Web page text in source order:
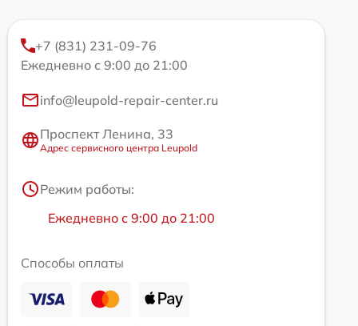
+7 (831) 231-09-76
Ежедневно с 9:00 до 21:00
info@leupold-repair-center.ru
Проспект Ленина, 33
Адрес сервисного центра Leupold
Режим работы:
Ежедневно с 9:00 до 21:00
Способы оплаты